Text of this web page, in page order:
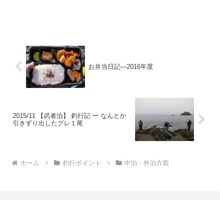
お弁当日記—2016年度
2015/11 【武者泊】 釣行記 ー なんとか
引きずり出したグレ１尾
ホーム 釣行ポイント 中泊・外泊方面